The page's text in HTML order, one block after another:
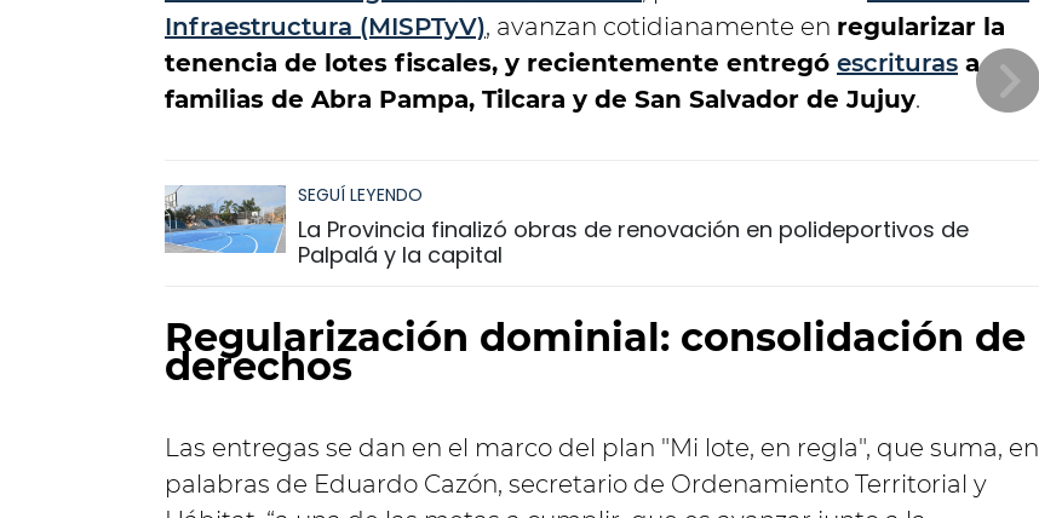
Infraestructura (MISPTyV), avanzan cotidianamente en regularizar la
tenencia de lotes fiscales, y recientemente entregó escrituras a
familias de Abra Pampa, Tilcara y de San Salvador de Jujuy.
SEGUÍ LEYENDO
La Provincia finalizó obras de renovación en polideportivos de
Palpalá y la capital
Regularización dominial: consolidación de
derechos
Las entregas se dan en el marco del plan "Mi lote, en regla", que suma, en
palabras de Eduardo Cazón, secretario de Ordenamiento Territorial y